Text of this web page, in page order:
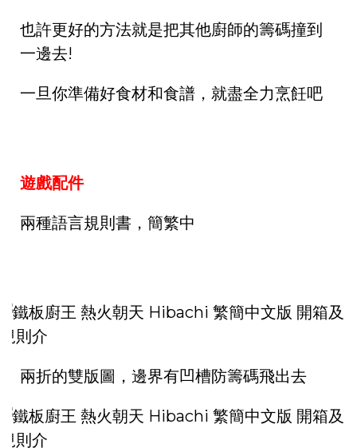
也許更好的方法就是把其他廚師的籌碼撞到
一邊去!
一旦你準備好食材和食譜，就盡全力烹飪吧
遊戲配件
兩種語言規則書，簡繁中
兩折的雙版圖，邊界有凹槽防籌碼飛出去